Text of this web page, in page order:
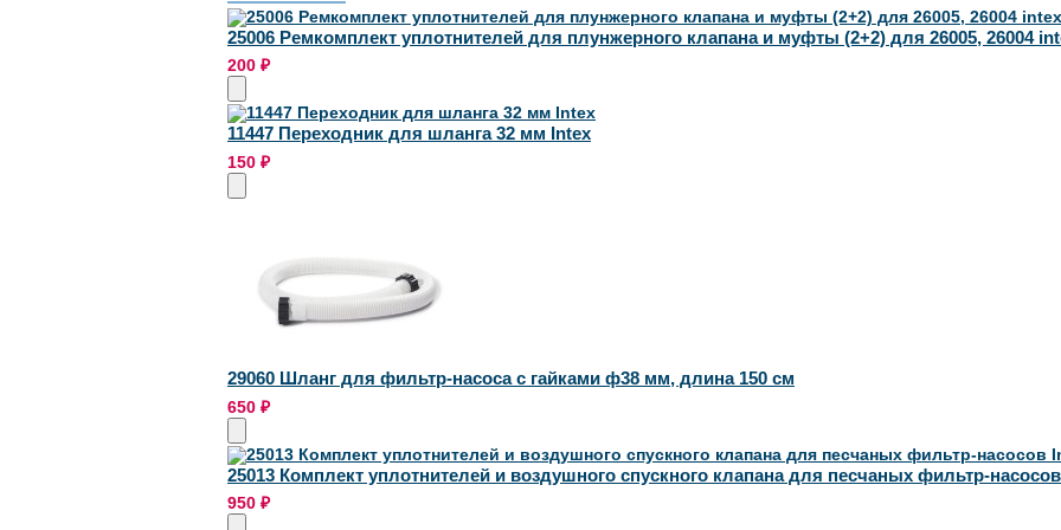
25006 Ремкомплект уплотнителей для плунжерного клапана и муфты (2+2) для 26005, 26004
200 ₽
11447 Переходник для шланга 32 мм Intex
150 ₽
29060 Шланг для фильтр-насоса с гайками ф38 мм, длина 150 см
650 ₽
25013 Комплект уплотнителей и воздушного спускного клапана для песчаных фильтр-
950 ₽